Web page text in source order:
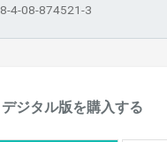
4-08-874521-3
デジタル版を購入する